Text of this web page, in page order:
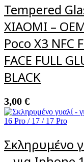
Tempered
XIAOMI –
Poco X3 NFC
FACE FULL
BLACK
3,00 €
Σκληρυμένο